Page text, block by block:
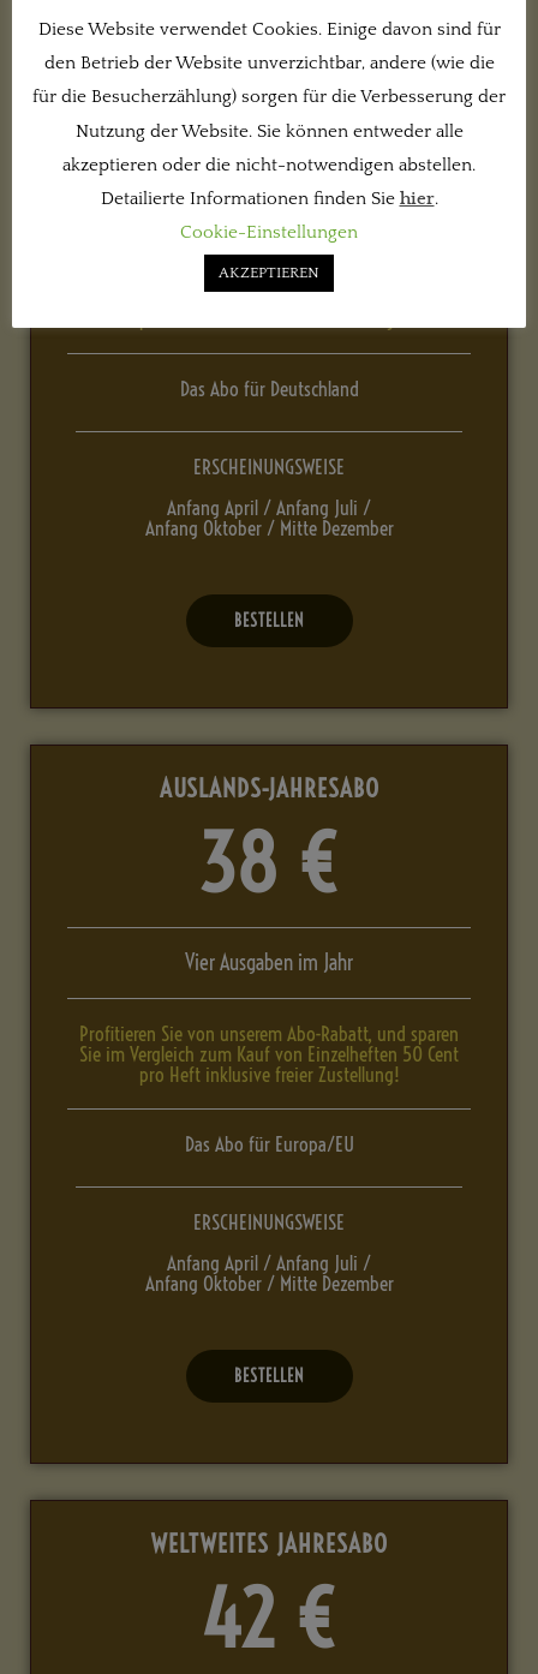
JAHRESABO
30 €
Vier Ausgaben im Jahr
Profitieren Sie von unserem Abo-Rabatt, und sparen
Sie im Vergleich zum Kauf von Einzelheften 50 Cent
Das Abo für Deutschland
ERSCHEINUNGSWEISE
Anfang April / Anfang Juli /
Anfang Oktober / Mitte Dezember
BESTELLEN
AUSLANDS-JAHRESABO
38 €
Vier Ausgaben im Jahr
Profitieren Sie von unserem Abo-Rabatt, und sparen
Sie im Vergleich zum Kauf von Einzelheften 50 Cent
pro Heft inklusive freier Zustellung!
Das Abo für Europa/EU
ERSCHEINUNGSWEISE
Anfang April / Anfang Juli /
Anfang Oktober / Mitte Dezember
BESTELLEN
WELTWEITES JAHRESABO
42 €
Diese Website verwendet Cookies. Einige davon sind für
den Betrieb der Website unverzichtbar, andere (wie die
für die Besucherzählung) sorgen für die Verbesserung der
Nutzung der Website. Sie können entweder alle
akzeptieren oder die nicht-notwendigen abstellen.
Detailierte Informationen finden Sie hier.
Cookie-Einstellungen
AKZEPTIEREN